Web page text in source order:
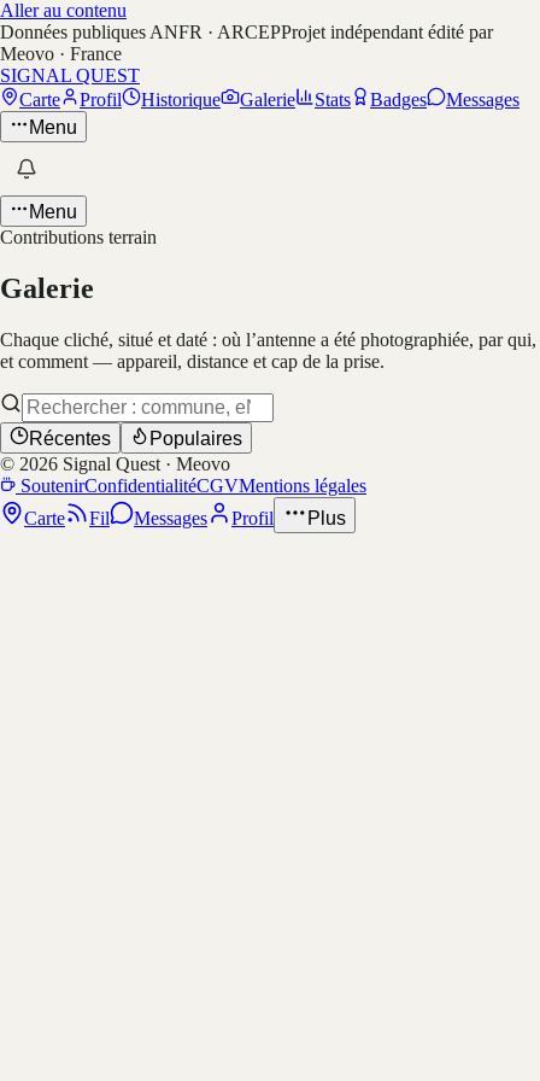
Aller au contenu
Données publiques ANFR · ARCEPProjet indépendant édité par
Meovo · France
SIGNAL QUEST
Carte
Profil Historique Galerie Stats Badges
Messages
Menu
Menu
Contributions terrain
Galerie
Chaque cliché, situé et daté : où l’antenne a été photographiée, par qui,
et comment — appareil, distance et cap de la prise.
Récentes
Populaires
© 2026 Signal Quest · Meovo
SoutenirConfidentialitéCGVMentions légales
Carte
Fil Messages Profil Plus